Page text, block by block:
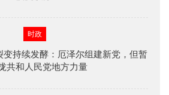
时政
持续发酵：厄泽尔组建新党，但暂
共和人民党地方力量